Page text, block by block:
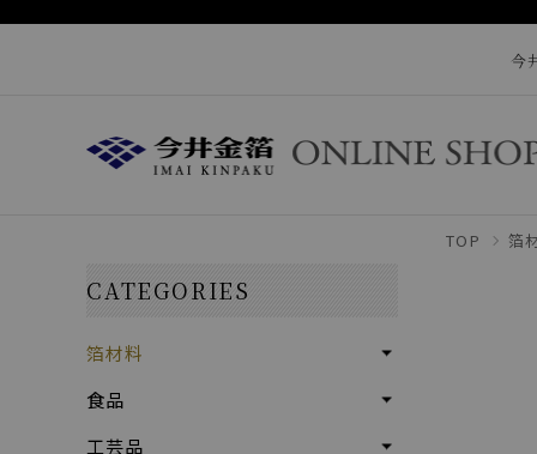
今
TOP 箔
CATEGORIES
箔材料
食品
工芸品